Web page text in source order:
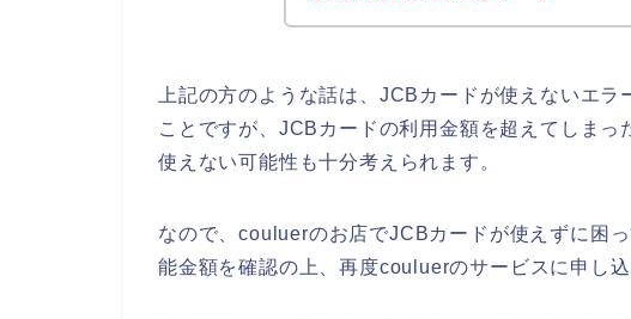
上記の方のような話は、JCBカードが使えないエ
ことですが、JCBカードの利用金額を超えてしま
使えない可能性も十分考えられます。
なので、couluerのお店でJCBカードが使えずに困
能金額を確認の上、再度couluerのサービスに申し